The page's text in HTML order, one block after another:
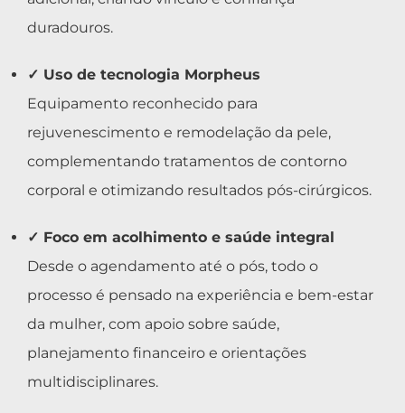
duradouros.
✓ Uso de tecnologia Morpheus
Equipamento reconhecido para
rejuvenescimento e remodelação da pele,
complementando tratamentos de contorno
corporal e otimizando resultados pós-cirúrgicos.
✓ Foco em acolhimento e saúde integral
Desde o agendamento até o pós, todo o
processo é pensado na experiência e bem-estar
da mulher, com apoio sobre saúde,
planejamento financeiro e orientações
multidisciplinares.